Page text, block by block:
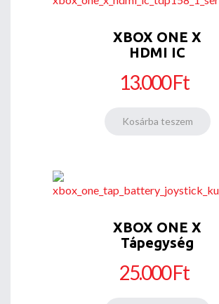
XBOX ONE X
HDMI IC
13.000 Ft
XBOX ONE X
Tápegység
25.000 Ft